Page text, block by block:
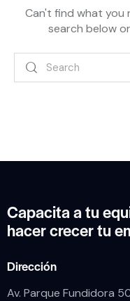
Can't find what you
search below
Capacita a tu
hacer crecer tu
Dirección
Av. Parque Fundidora